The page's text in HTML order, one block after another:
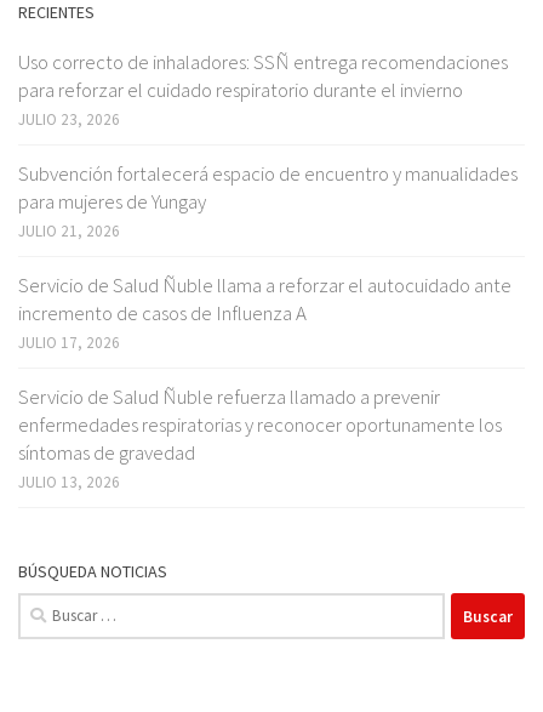
RECIENTES
Uso correcto de inhaladores: SSÑ entrega recomendaciones
para reforzar el cuidado respiratorio durante el invierno
JULIO 23, 2026
Subvención fortalecerá espacio de encuentro y manualidades
para mujeres de Yungay
JULIO 21, 2026
Servicio de Salud Ñuble llama a reforzar el autocuidado ante
incremento de casos de Influenza A
JULIO 17, 2026
Servicio de Salud Ñuble refuerza llamado a prevenir
enfermedades respiratorias y reconocer oportunamente los
síntomas de gravedad
JULIO 13, 2026
BÚSQUEDA NOTICIAS
Buscar: